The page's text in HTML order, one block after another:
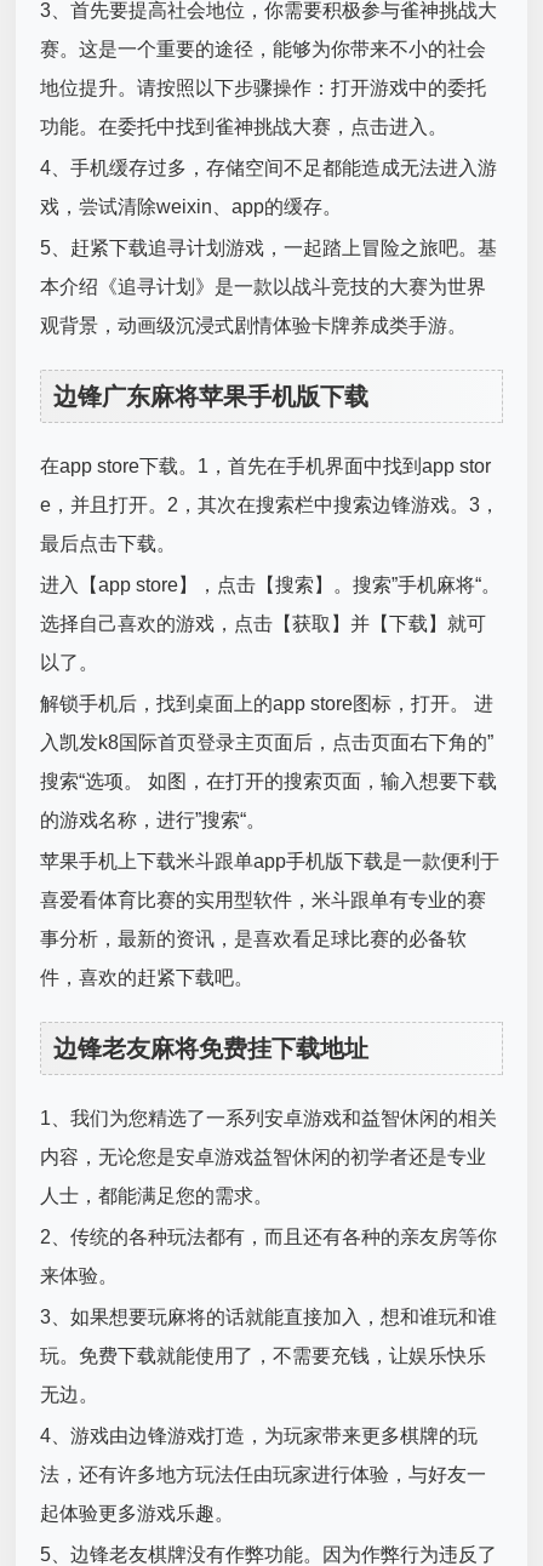
3、首先要提高社会地位，你需要积极参与雀神挑战大
赛。这是一个重要的途径，能够为你带来不小的社会
地位提升。请按照以下步骤操作：打开游戏中的委托
功能。在委托中找到雀神挑战大赛，点击进入。
4、手机缓存过多，存储空间不足都能造成无法进入游
戏，尝试清除weixin、app的缓存。
5、赶紧下载追寻计划游戏，一起踏上冒险之旅吧。基
本介绍《追寻计划》是一款以战斗竞技的大赛为世界
观背景，动画级沉浸式剧情体验卡牌养成类手游。
边锋广东麻将苹果手机版下载
在app store下载。1，首先在手机界面中找到app stor
e，并且打开。2，其次在搜索栏中搜索边锋游戏。3，
最后点击下载。
进入【app store】，点击【搜索】。搜索”手机麻将“。
选择自己喜欢的游戏，点击【获取】并【下载】就可
以了。
解锁手机后，找到桌面上的app store图标，打开。 进
入凯发k8国际首页登录主页面后，点击页面右下角的”
搜索“选项。 如图，在打开的搜索页面，输入想要下载
的游戏名称，进行”搜索“。
苹果手机上下载米斗跟单app手机版下载是一款便利于
喜爱看体育比赛的实用型软件，米斗跟单有专业的赛
事分析，最新的资讯，是喜欢看足球比赛的必备软
件，喜欢的赶紧下载吧。
边锋老友麻将免费挂下载地址
1、我们为您精选了一系列安卓游戏和益智休闲的相关
内容，无论您是安卓游戏益智休闲的初学者还是专业
人士，都能满足您的需求。
2、传统的各种玩法都有，而且还有各种的亲友房等你
来体验。
3、如果想要玩麻将的话就能直接加入，想和谁玩和谁
玩。免费下载就能使用了，不需要充钱，让娱乐快乐
无边。
4、游戏由边锋游戏打造，为玩家带来更多棋牌的玩
法，还有许多地方玩法任由玩家进行体验，与好友一
起体验更多游戏乐趣。
5、边锋老友棋牌没有作弊功能。因为作弊行为违反了